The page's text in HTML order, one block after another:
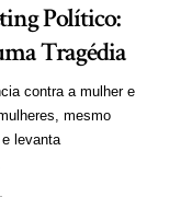
Político:
Tragédia
contra a mulher e
mesmo
levanta